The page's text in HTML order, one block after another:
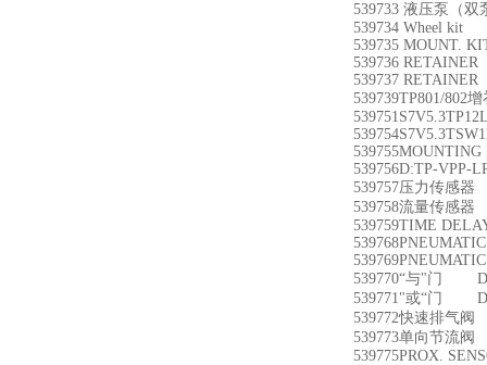
539733 液压泵（
539734 Wheel kit
539735 MOUNT.
539736
539737
539739TP801/802
539756D:TP-VPP-
539757压力传感
539758流量传感
539759TIME
539770“与"门
539771"或“门
539772快速排气
539773单向节流
539775PROX.